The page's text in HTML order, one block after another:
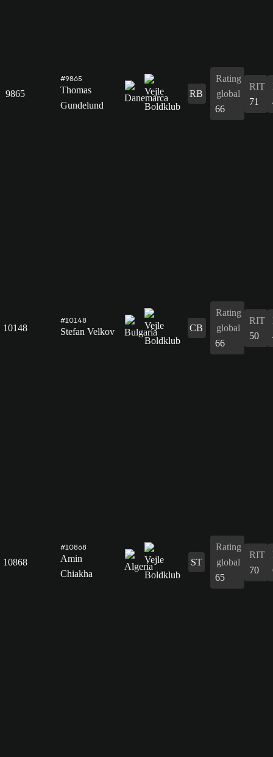
9865
#9865
Thomas
Gundelund
RB
Rating
global
66
RIT
71
10148
#10148
Stefan Velkov CB
Rating
global
66
RIT
50
10868
#10868
Amin
Chiakha
ST
Rating
global
65
RIT
70